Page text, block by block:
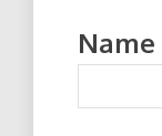
Name